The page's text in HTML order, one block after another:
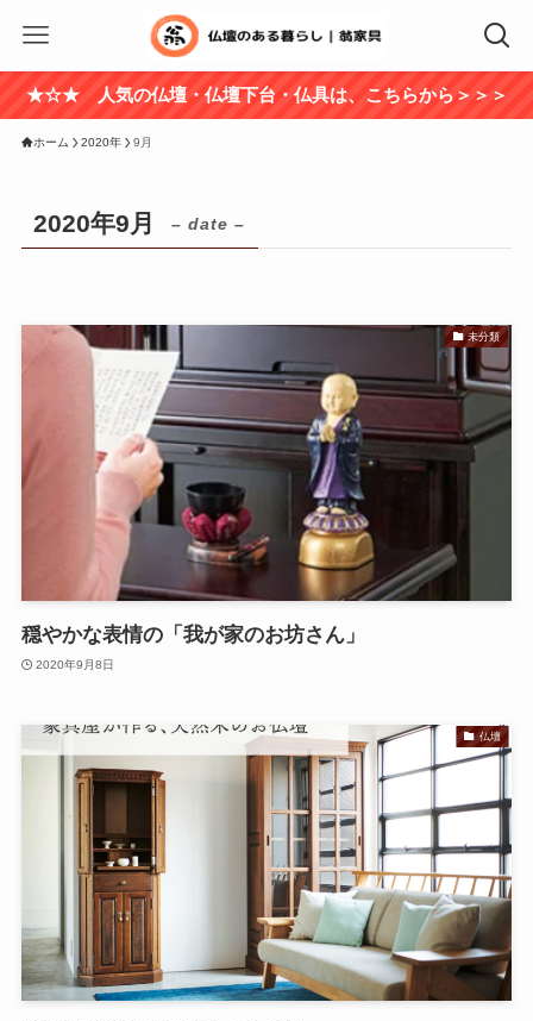
★☆★ 人気の仏壇・仏壇下台・仏具は、こちらから＞＞＞
ホーム 2020年 9月
2020年9月 – date –
未分類
穏やかな表情の「我が家のお坊さん」
2020年9月8日
仏壇